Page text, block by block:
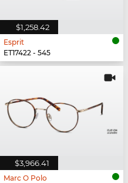
$1,258.42
Esprit
ET17422 - 545
$3,966.41
Marc O Polo